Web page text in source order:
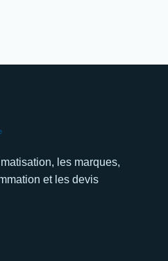
les marques,
et les devis